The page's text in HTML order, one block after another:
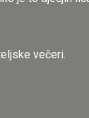
večeri.